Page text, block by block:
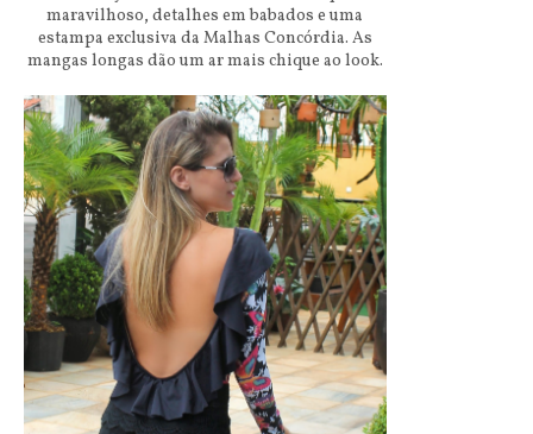
maravilhoso, detalhes em babados e uma
estampa exclusiva da Malhas Concórdia. As
mangas longas dão um ar mais chique ao look.